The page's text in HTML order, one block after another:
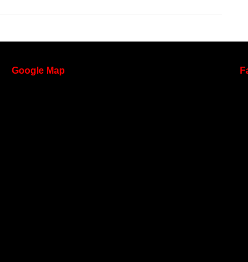
Google Map